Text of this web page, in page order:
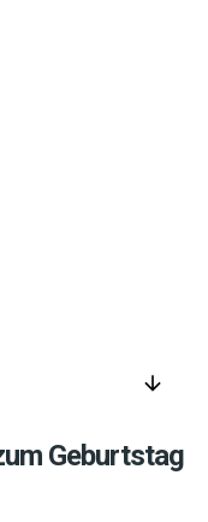
arrow_downward
Geburtstag